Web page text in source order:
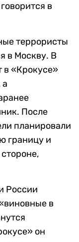
в
террористы
в Москву. В
в «Крокусе»
а
После
планировали
границу и
России
в
он